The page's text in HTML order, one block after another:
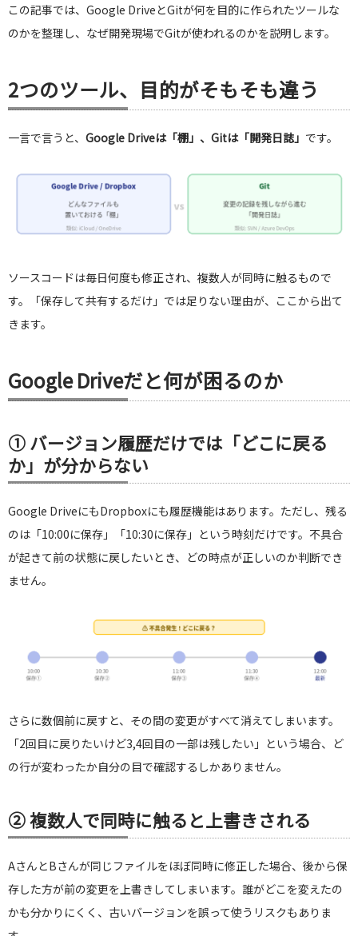
この記事では、Google DriveとGitが何を目的に作られたツールな
のかを整理し、なぜ開発現場でGitが使われるのかを説明します。
2つのツール、目的がそもそも違う
一言で言うと、 Google Driveは「棚」、Gitは「開発日誌」 です。
ソースコードは毎日何度も修正され、複数人が同時に触るもので
す。「保存して共有するだけ」では足りない理由が、ここから出て
きます。
Google Driveだと何が困るのか
① バージョン履歴だけでは「どこに戻る
か」が分からない
Google DriveにもDropboxにも履歴機能はあります。ただし、残る
のは「10:00に保存」「10:30に保存」という時刻だけです。不具合
が起きて前の状態に戻したいとき、どの時点が正しいのか判断でき
ません。
さらに数個前に戻すと、その間の変更がすべて消えてしまいます。
「2回目に戻りたいけど3,4回目の一部は残したい」という場合、ど
の行が変わったか自分の目で確認するしかありません。
② 複数人で同時に触ると上書きされる
AさんとBさんが同じファイルをほぼ同時に修正した場合、後から保
存した方が前の変更を上書きしてしまいます。誰がどこを変えたの
かも分かりにくく、古いバージョンを誤って使うリスクもありま